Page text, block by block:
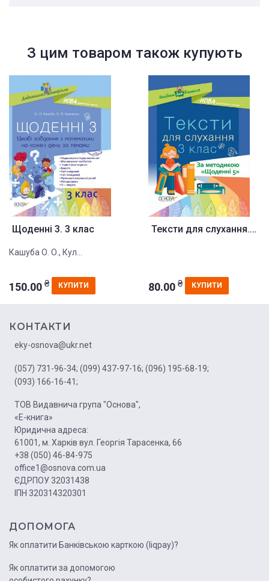
З цим товаром також купують
Щоденні 3. 3 клас
Кашуба О. О., Кул...
150.00 ₴ КУПИТИ
Тексти для слухання. 3 клас
80.00 ₴ КУПИТИ
КОНТАКТИ
eky-osnova@ukr.net
(057) 731-96-34; (099) 437-97-16; (096) 195-68-19;
(093) 166-16-41;
ТОВ Видавнича група "Основа",
«Е-книга»
Юридична адреса:
61001, м. Харків вул. Георгія Тарасенка, 66
+38 (050) 46-84-975
office1@osnova.com.ua
ЄДРПОУ 32031438
ІПН 320314320301
ДОПОМОГА
Як оплатити Банківською карткою (liqpay)?
Як оплатити за допомогою